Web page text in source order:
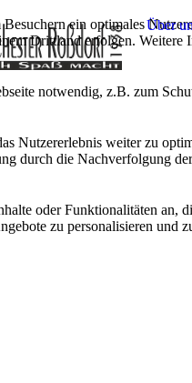
Über
ein optimales
Drittland erfolgen.
notwendig, z.B. zum
Nutzererlebnis weiter zu
durch die Nachverfolgung
oder Funktionalitäten
zu personalisieren und